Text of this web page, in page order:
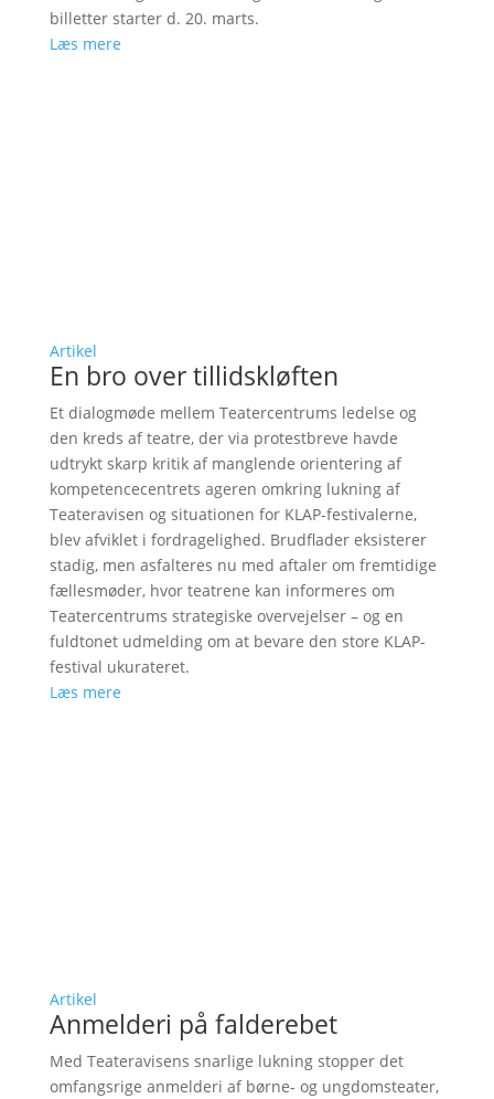
billetter starter d. 20. marts.
Læs mere
Artikel
En bro over tillidskløften
Et dialogmøde mellem Teatercentrums ledelse og
den kreds af teatre, der via protestbreve havde
udtrykt skarp kritik af manglende orientering af
kompetencecentrets ageren omkring lukning af
Teateravisen og situationen for KLAP-festivalerne,
blev afviklet i fordragelighed. Brudflader eksisterer
stadig, men asfalteres nu med aftaler om fremtidige
fællesmøder, hvor teatrene kan informeres om
Teatercentrums strategiske overvejelser – og en
fuldtonet udmelding om at bevare den store KLAP-
festival ukurateret.
Læs mere
Artikel
Anmelderi på falderebet
Med Teateravisens snarlige lukning stopper det
omfangsrige anmelderi af børne- og ungdomsteater,